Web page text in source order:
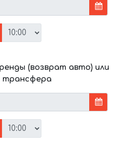
(возврат авто) или
трансфера